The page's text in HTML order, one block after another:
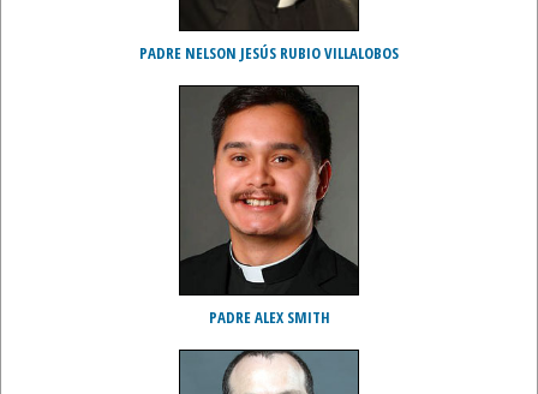
PADRE NELSON JESÚS RUBIO VILLALOBOS
PADRE ALEX SMITH